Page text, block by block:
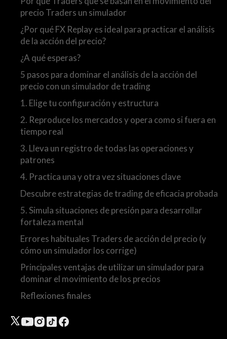
precio Traders un simulador
¿Por qué FX Replay es ideal para practicar el análisis
de la acción del precio?
¿A qué esperas?
5 pasos para dominar el análisis de la acción del
precio con un simulador de trading
1. Elige tu configuración y estructura
2. Reproduce los mercados y opera como si fuera en
tiempo real
3. Lleva un registro de todas las operaciones y
patrones
4. Practica una y otra vez situaciones clave
Descubre estrategias de trading de eficacia probada
5. Simula situaciones de presión para desarrollar
fortaleza mental
Errores habituales Traders de acción del precio (y
cómo un simulador los corrige)
Principales ventajas de utilizar un simulador para
dominar el movimiento de los precios
Reflexiones finales